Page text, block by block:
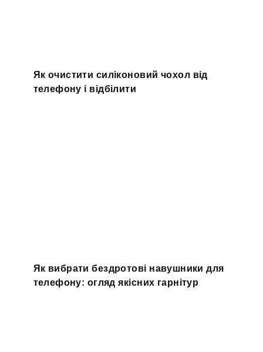
Як очистити силіконовий чохол від
телефону і відбілити
Як вибрати бездротові навушники для
телефону: огляд якісних гарнітур